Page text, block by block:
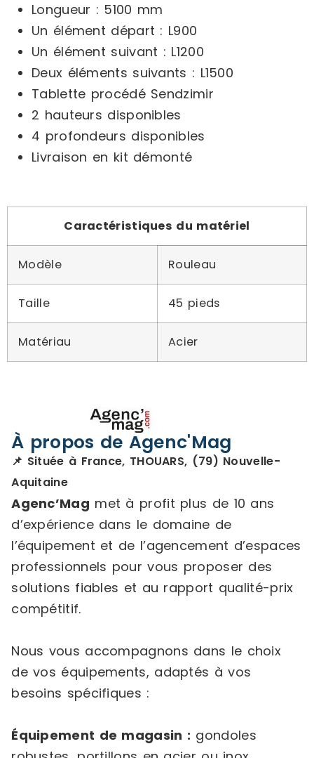
Longueur : 5100 mm
Un élément départ : L900
Un élément suivant : L1200
Deux éléments suivants : L1500
Tablette procédé Sendzimir
2 hauteurs disponibles
4 profondeurs disponibles
Livraison en kit démonté
Caractéristiques du matériel
Modèle Rouleau
Taille 45 pieds
Matériau Acier
À propos de Agenc'Mag
📌 Située à France, THOUARS, (79) Nouvelle-
Aquitaine
Agenc’Mag met à profit plus de 10 ans
d’expérience dans le domaine de
l’équipement et de l’agencement d’espaces
professionnels pour vous proposer des
solutions fiables et au rapport qualité-prix
compétitif.
Nous vous accompagnons dans le choix
de vos équipements, adaptés à vos
besoins spécifiques :
Équipement de magasin : gondoles